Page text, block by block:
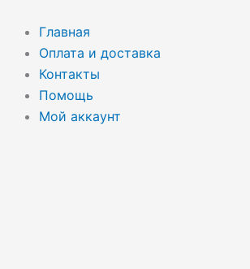
содержимому
Главная
Оплата и доставка
Контакты
Помощь
Мой аккаунт
товаров